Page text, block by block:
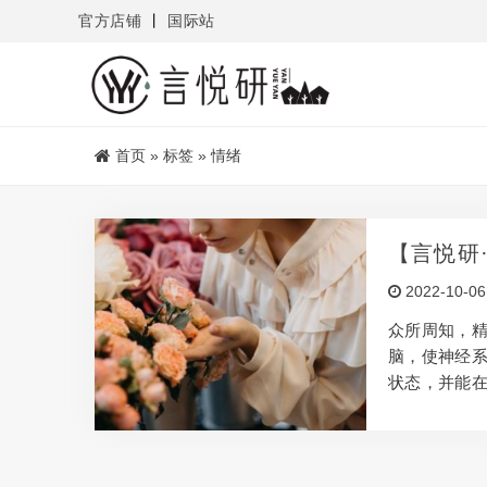
官方店铺 国际站
首页 » 标签 »情绪
【言悦
影响原理
2022-10-06
众所周知，
脑，使神经
状态，并能